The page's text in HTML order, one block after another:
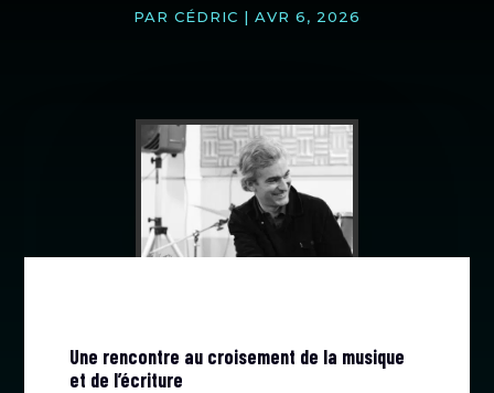
PAR CÉDRIC | AVR 6, 2026
Une rencontre au croisement de la musique
et de l’écriture